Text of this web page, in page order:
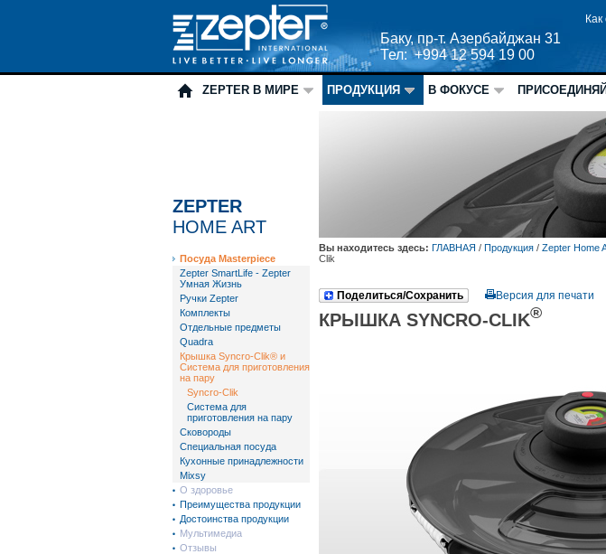
Баку, пр-т. Азербайджан 31
Тел: +994 12 594 19 00
Как
ZEPTER В МИРЕ ПРОДУКЦИЯ В ФОКУСЕ
ZEPTER
HOME ART
Посуда Masterpiece
Zepter SmartLife - Zepter
Умная Жизнь
Ручки Zepter
Комплекты
Отдельные предметы
Quadra
Крышка Syncro-Clik® и
Система для приготовления
на пару
Syncro-Clik
Система для
приготовления на пару
Сковороды
Специальная посуда
Кухонные принадлежности
Mixsy
О здоровье
Преимущества продукции
Достоинства продукции
Мультимедиа
Отзывы
Вы находитесь здесь: ГЛАВНАЯ / Продукция / Zepter Home
Clik
Поделиться/Сохранить Версия для печати
КРЫШКА SYNCRO-CLIK®